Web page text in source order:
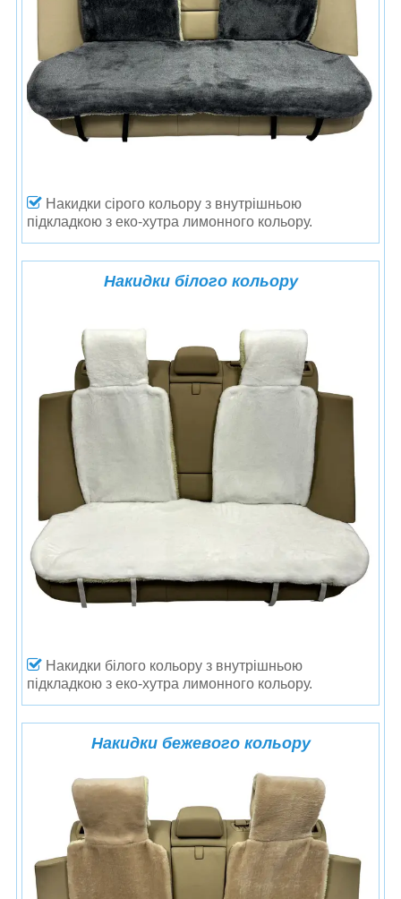
Накидки сірого кольору з внутрішньою
підкладкою з еко-хутра лимонного кольору.
Накидки білого кольору
Накидки білого кольору з внутрішньою
підкладкою з еко-хутра лимонного кольору.
Накидки бежевого кольору